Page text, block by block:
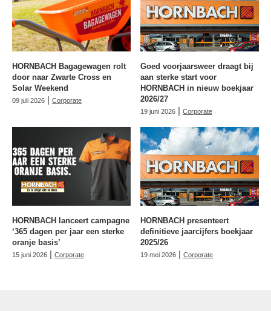
HORNBACH Bagagewagen rolt
door naar Zwarte Cross en
Solar Weekend
09 juli 2026 | Corporate
Goed voorjaarsweer draagt bij
aan sterke start voor
HORNBACH in nieuw boekjaar
2026/27
19 juni 2026 | Corporate
HORNBACH lanceert campagne
‘365 dagen per jaar een sterke
oranje basis’
15 juni 2026 | Corporate
HORNBACH presenteert
definitieve jaarcijfers boekjaar
2025/26
19 mei 2026 | Corporate